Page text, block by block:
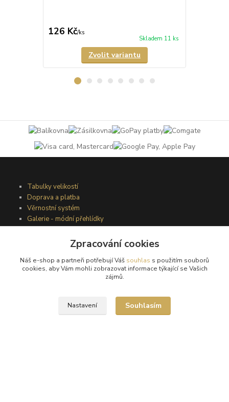
126 Kč/ks
Skladem 11 ks
Zvolit variantu
Tabulky velikostí
Doprava a platba
Věrnostní systém
Galerie - módní přehlídky
Obchodní podmínky
Zpracování cookies
Náš e-shop a partneři potřebují Váš souhlas s použitím souborů
cookies, aby Vám mohli zobrazovat informace týkající se Vašich
zájmů.
Nastavení Souhlasím